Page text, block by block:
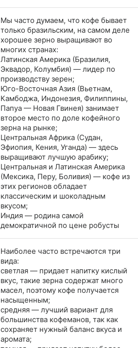
Мы часто думаем, что кофе бывает
только бразильским, на самом деле
хорошее зерно выращивают во
многих странах:
Латинская Америка (Бразилия,
Эквадор, Колумбия) — лидер по
производству зерен;
Юго-Восточная Азия (Вьетнам,
Камбоджа, Индонезия, Филиппины,
Папуа — Новая Гвинея) занимает
второе место по доле кофейного
зерна на рынке;
Центральная Африка (Судан,
Эфиопия, Кения, Уганда) — здесь
выращивают лучшую арабику;
Центральная и Латинская Америка
(Мексика, Перу, Боливия) — кофе из
этих регионов обладает
классическим и шоколадным
вкусом;
Индия — родина самой
демократичной по цене робусты
Наиболее часто встречаются три
вида:
светлая — придает напитку кислый
вкус, такие зерна содержат много
масел, поэтому кофе получается
насыщенным;
средняя — лучший вариант для
большинства кофеманов, так как
сохраняет нужный баланс вкуса и
аромата;